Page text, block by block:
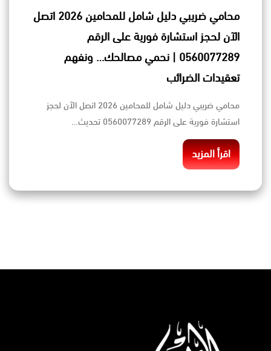
محامي ضريبي دليل شامل للمحامين 2026 اتصل
الآن لحجز استشارة فورية على الرقم
0560077289 | نحمي مصالحك… ونفهم
تعقيدات الضرائب
محامي ضريبي دليل شامل للمحامين 2026 اتصل الآن لحجز
استشارة فورية على الرقم 0560077289 تحديث…
اقرأ المزيد